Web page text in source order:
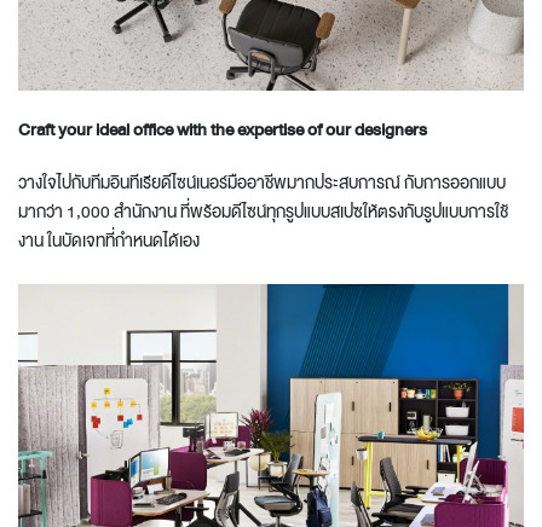
Craft your ideal office with the expertise of our designers
วางใจไปกับทีมอินทีเรียดีไซน์เนอร์มืออาชีพมากประสบการณ์ กับการออกแบบ
มากว่า 1,000 สำนักงาน ที่พร้อมดีไซน์ทุกรูปแบบสเปซให้ตรงกับรูปแบบการใช้
งาน ในบัดเจทที่กำหนดได้เอง